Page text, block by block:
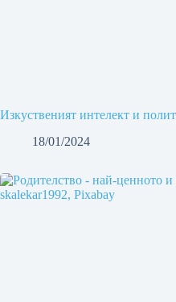
Изкуственият интелект и
18/01/2024